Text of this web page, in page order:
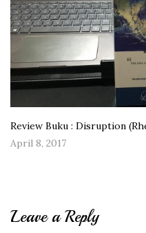
Review Buku : Disruption
April 8, 2017
Leave a Reply